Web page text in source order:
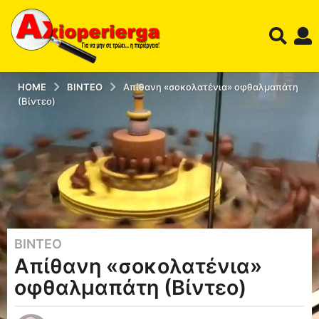
HOME ΒΊΝΤΕΟ
Απίθανη «σοκολατένια» οφθαλμαπάτη
(Βίντεο)
1
3
τ
ΒΊΝΤΕΟ
Απίθανη «σοκολατένια»
οφθαλμαπάτη (Βίντεο)